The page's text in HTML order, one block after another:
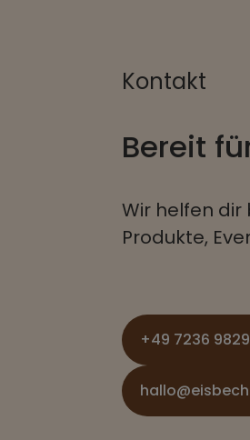
Kontakt
Bereit
Wir helfen
Produkte,
+49 7236